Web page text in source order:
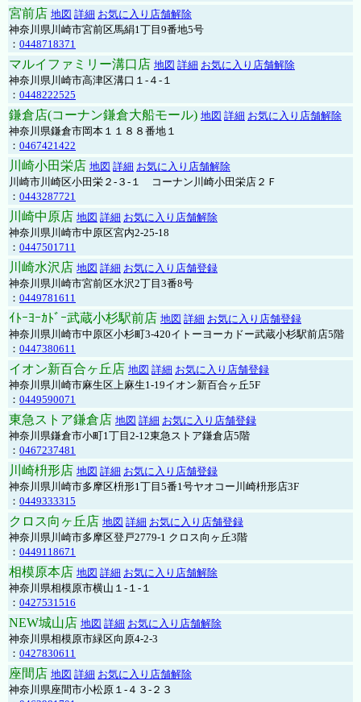
宮前店 地図 詳細 お気に入り店舗解除
神奈川県川崎市宮前区馬絹1丁目9番地5号
： 0448718371
マルイファミリー溝口店 地図 詳細 お気に入り店舗解除
神奈川県川崎市高津区溝口１-４-１
： 0448222525
鎌倉店(コーナン鎌倉大船モール) 地図 詳細 お気に入り店舗解除
神奈川県鎌倉市岡本１１８８番地１
： 0467421422
川崎小田栄店 地図 詳細 お気に入り店舗解除
川崎市川崎区小田栄２‐３‐１ コーナン川崎小田栄店２Ｆ
： 0443287721
川崎中原店 地図 詳細 お気に入り店舗解除
神奈川県川崎市中原区宮内2-25-18
： 0447501711
川崎水沢店 地図 詳細 お気に入り店舗登録
神奈川県川崎市宮前区水沢2丁目3番8号
： 0449781611
ｲﾄｰﾖｰｶﾄﾞｰ武蔵小杉駅前店 地図 詳細 お気に入り店舗登録
神奈川県川崎市中原区小杉町3-420イトーヨーカドー武蔵小杉駅前店5階
： 0447380611
イオン新百合ヶ丘店 地図 詳細 お気に入り店舗登録
神奈川県川崎市麻生区上麻生1-19イオン新百合ヶ丘5F
： 0449590071
東急ストア鎌倉店 地図 詳細 お気に入り店舗登録
神奈川県鎌倉市小町1丁目2-12東急ストア鎌倉店5階
： 0467237481
川崎枡形店 地図 詳細 お気に入り店舗登録
神奈川県川崎市多摩区枡形1丁目5番1号ヤオコー川崎枡形店3F
： 0449333315
クロス向ヶ丘店 地図 詳細 お気に入り店舗登録
神奈川県川崎市多摩区登戸2779-1 クロス向ヶ丘3階
： 0449118671
相模原本店 地図 詳細 お気に入り店舗解除
神奈川県相模原市横山１-１-１
： 0427531516
NEW城山店 地図 詳細 お気に入り店舗解除
神奈川県相模原市緑区向原4-2-3
： 0427830611
座間店 地図 詳細 お気に入り店舗解除
神奈川県座間市小松原１-４３-２３